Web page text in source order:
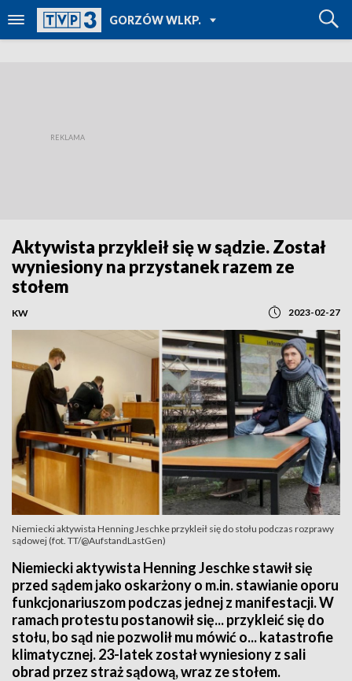
GORZÓW WLKP.
TVP REGIONY
Aktywista przykleił się w sądzie. Został
wyniesiony na przystanek razem ze
stołem
KW 2023-02-27
Niemiecki aktywista Henning Jeschke przykleił się do stołu podczas rozprawy
sądowej (fot. TT/@AufstandLastGen)
Niemiecki aktywista Henning Jeschke stawił się
przed sądem jako oskarżony o m.in. stawianie oporu
funkcjonariuszom podczas jednej z manifestacji. W
ramach protestu postanowił się... przykleić się do
stołu, bo sąd nie pozwolił mu mówić o... katastrofie
klimatycznej. 23-latek został wyniesiony z sali
obrad przez straż sądową, wraz ze stołem.